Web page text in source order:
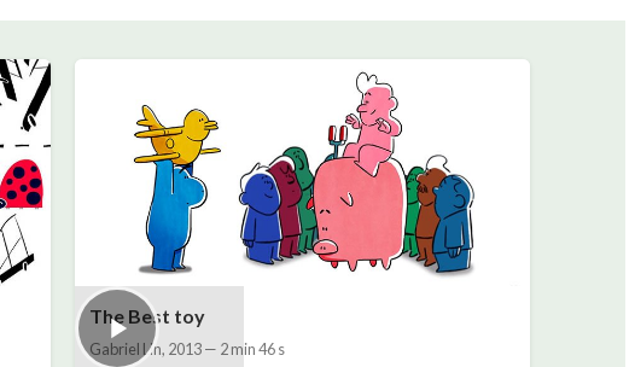
The Best toy
Gabriel Lin, 2013— 2 min 46 s